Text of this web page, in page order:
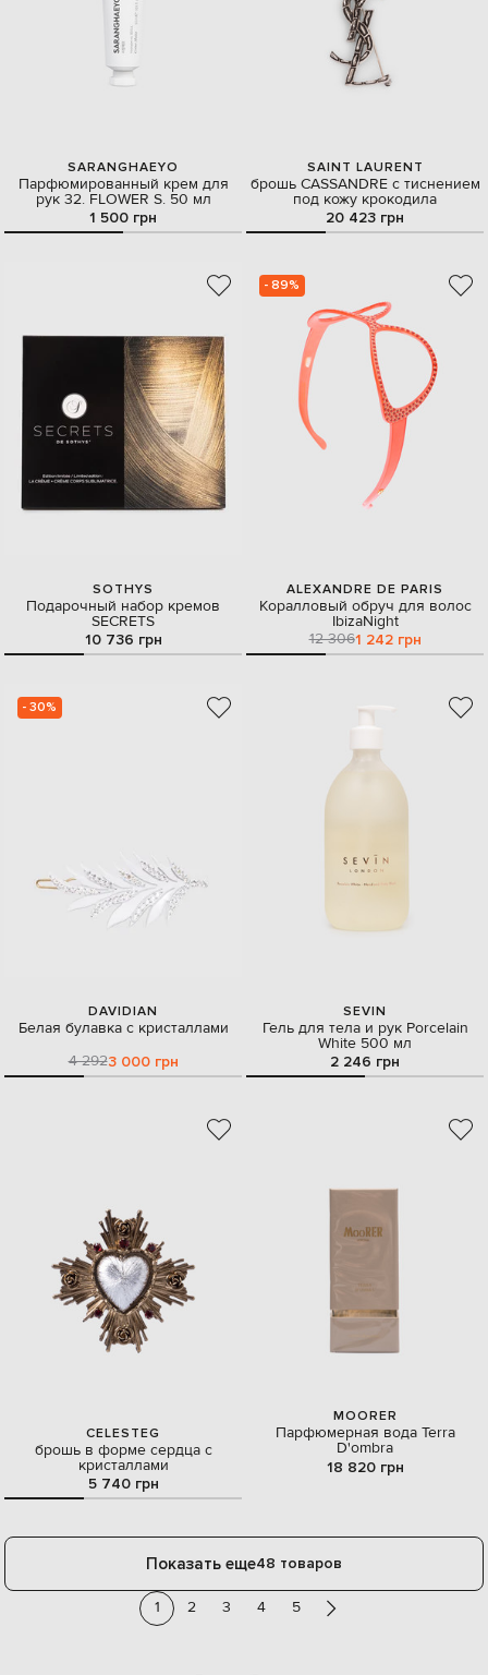
SARANGHAEYO
Парфюмированный крем для
рук 32. FLOWER S. 50 мл
1 500 грн
SAINT LAURENT
брошь CASSANDRE с тиснением
под кожу крокодила
20 423 грн
SOTHYS
Подарочный набор кремов
SECRETS
10 736 грн
- 89%
ALEXANDRE DE PARIS
Коралловый обруч для волос
IbizaNight
12 3061 242 грн
- 30%
DAVIDIAN
Белая булавка с кристаллами
4 2923 000 грн
SEVIN
Гель для тела и рук Porcelain
White 500 мл
2 246 грн
CELESTEG
брошь в форме сердца с
кристаллами
5 740 грн
MOORER
Парфюмерная вода Terra
D'ombra
18 820 грн
Показать еще48 товаров
1 2 3 4 5